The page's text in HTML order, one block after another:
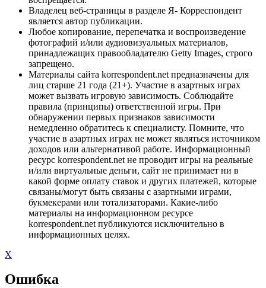
Владелец веб-страницы в разделе Я- Корреспондент
является автор публикации.
Любое копирование, перепечатка и воспроизведение
фотографий и/или аудиовизуальных материалов,
принадлежащих правообладателю Getty Images, строго
запрещено.
Материалы сайта korrespondent.net предназначены для
лиц старше 21 года (21+). Участие в азартных играх
может вызвать игровую зависимость. Соблюдайте
правила (принципы) ответственной игры. При
обнаружении первых признаков зависимости
немедленно обратитесь к специалисту. Помните, что
участие в азартных играх не может являться источником
доходов или альтернативой работе. Информационный
ресурс korrespondent.net не проводит игры на реальные
и/или виртуальные деньги, сайт не принимает ни в
какой форме оплату ставок и других платежей, которые
связаны/могут быть связаны с азартными играми,
букмекерами или тотализаторами. Какие-либо
материалы на информационном ресурсе
korrespondent.net публикуются исключительно в
информационных целях.
X
Ошибка